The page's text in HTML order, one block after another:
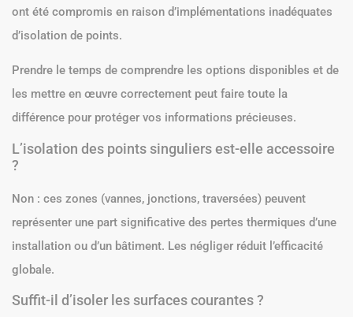
ont été compromis en raison d’implémentations inadéquates
d’isolation de points.
Prendre le temps de comprendre les options disponibles et de
les mettre en œuvre correctement peut faire toute la
différence pour protéger vos informations précieuses.
L’isolation des points singuliers est-elle accessoire
?
Non : ces zones (vannes, jonctions, traversées) peuvent
représenter une part significative des pertes thermiques d’une
installation ou d’un bâtiment. Les négliger réduit l’efficacité
globale.
Suffit-il d’isoler les surfaces courantes ?